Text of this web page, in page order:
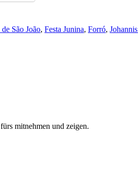
de São João, Festa Junina, Forró,
mitnehmen und zeigen.